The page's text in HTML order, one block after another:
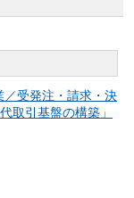
／受発注・請求・決
取引基盤の構築」